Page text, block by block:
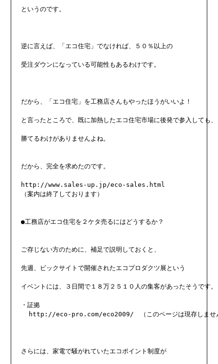
というのです。
逆に言えば、「エコ住宅」でなければ、５０％以上の
受注ダウンになっている可能性もあるわけです。
だから、「エコ住宅」を工務店さんもやったほうがいいよ！
と言ったところで、既に加熱したエコ住宅市場に後発で参入しても、
勝てるわけがありませんよね。
だから、完全を求めたのです。
http://www.sales-up.jp/eco-sales.html
（案内は終了しております）
●工務店がエコ住宅を２ケタ売るにはどうするか？
ご存じない方のために、補足で説明しておくと、
先週、ビックサイトで開催されたエコプロダクツ展という
イベントには、３日間で１８万２５１０人の集客があったそうです。
・証拠
http://eco-pro.com/eco2009/　（このページは現存しませ
さらには、家電で騒がれていたエコポイント制度が